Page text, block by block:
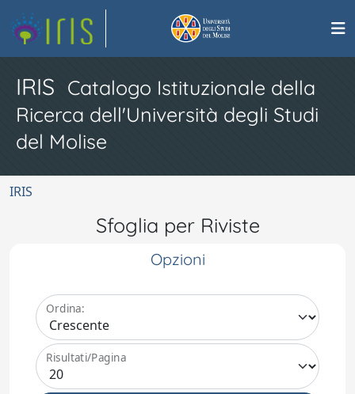
IRIS Catalogo Istituzionale della
Ricerca dell'Università degli Studi
del Molise
IRIS
Sfoglia per Riviste
Opzioni
Ordina:
Risultati/Pagina